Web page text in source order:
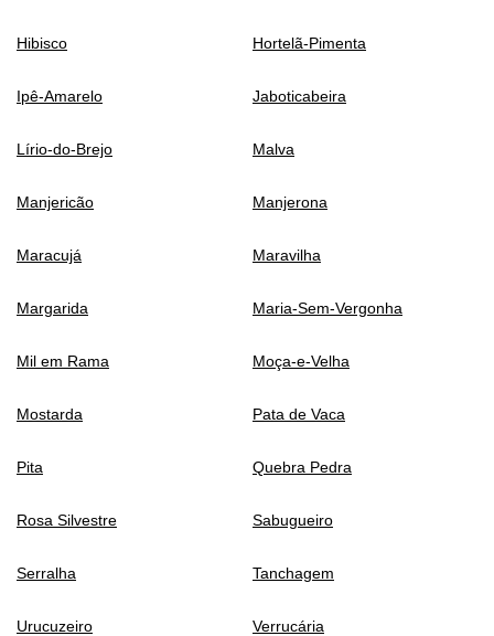
Hibisco Hortelã-Pimenta
Ipê-Amarelo Jaboticabeira
Lírio-do-Brejo Malva
Manjericão Manjerona
Maracujá Maravilha
Margarida Maria-Sem-Vergonha
Mil em Rama Moça-e-Velha
Mostarda Pata de Vaca
Pita Quebra Pedra
Rosa Silvestre Sabugueiro
Serralha Tanchagem
Urucuzeiro Verrucária